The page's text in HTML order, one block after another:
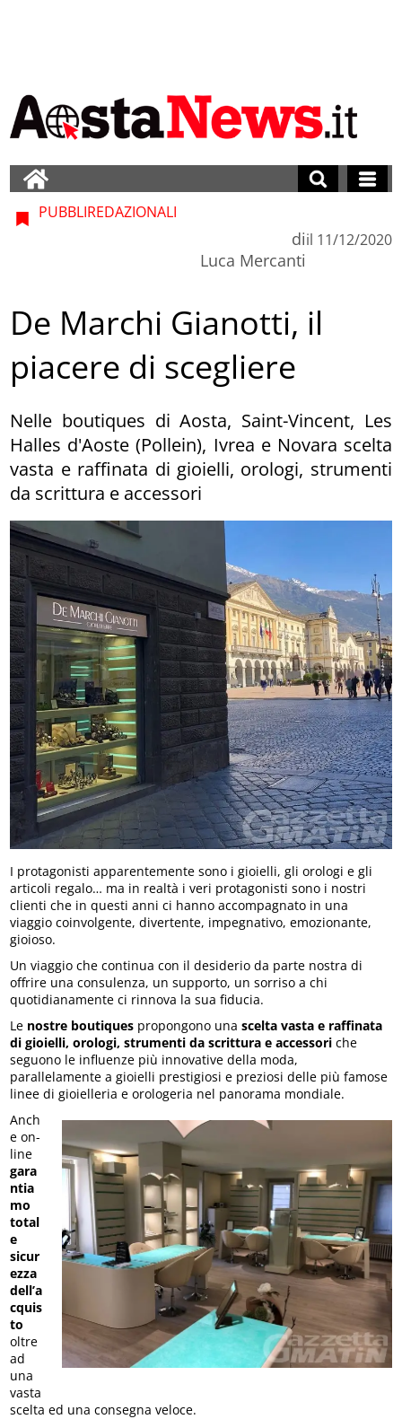
PUBBLIREDAZIONALI
di
Luca Mercanti
il 11/12/2020
De Marchi Gianotti, il
piacere di scegliere
Nelle boutiques di Aosta, Saint-Vincent, Les
Halles d'Aoste (Pollein), Ivrea e Novara scelta
vasta e raffinata di gioielli, orologi, strumenti
da scrittura e accessori
I protagonisti apparentemente sono i gioielli, gli orologi e gli
articoli regalo… ma in realtà i veri protagonisti sono i nostri
clienti che in questi anni ci hanno accompagnato in una
viaggio coinvolgente, divertente, impegnativo, emozionante,
gioioso.
Un viaggio che continua con il desiderio da parte nostra di
offrire una consulenza, un supporto, un sorriso a chi
quotidianamente ci rinnova la sua fiducia.
Le nostre boutiques propongono unascelta vasta e raffinata
di gioielli, orologi, strumenti da scrittura e accessori che
seguono le influenze più innovative della moda,
parallelamente a gioielli prestigiosi e preziosi delle più famose
linee di gioielleria e orologeria nel panorama mondiale.
Anch
e on-
line
gara
ntia
mo
total
e
sicur
ezza
dell’a
cquis
to
oltre
ad
una
vasta
scelta ed una consegna veloce.